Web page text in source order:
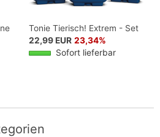
Tonie Tierisch! Extrem - Set
22,99 EUR 23,34%
Sofort lieferbar